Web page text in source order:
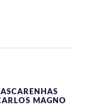
MAGNO